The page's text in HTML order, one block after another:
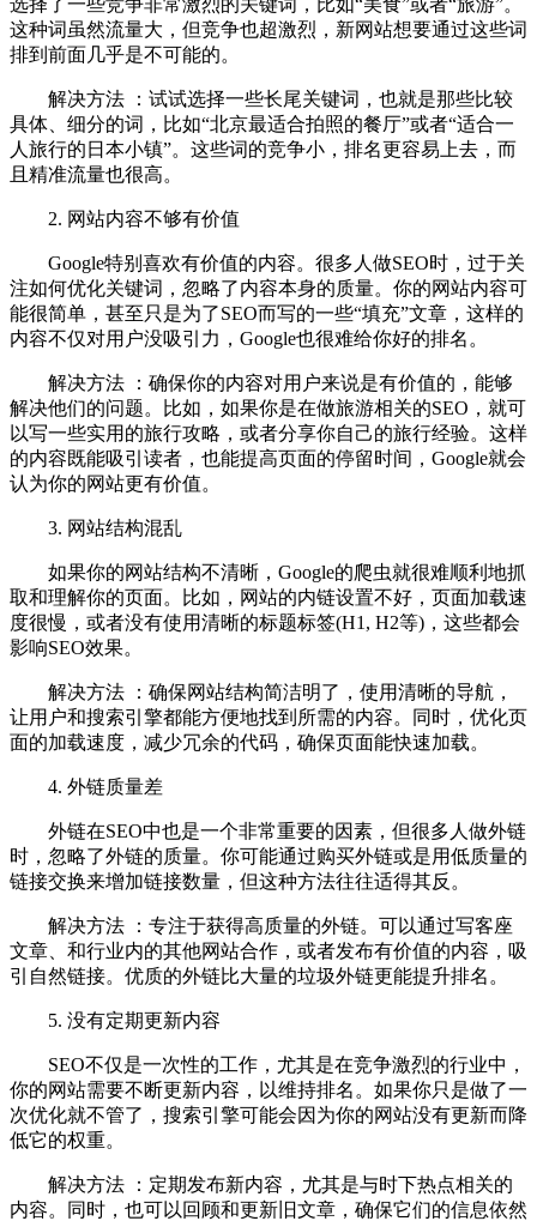
这种词虽然流量大，但竞争也超激烈，新网站想要通过这些词
排到前面几乎是不可能的。
解决方法 ：试试选择一些长尾关键词，也就是那些比较
具体、细分的词，比如“北京最适合拍照的餐厅”或者“适合一
人旅行的日本小镇”。这些词的竞争小，排名更容易上去，而
且精准流量也很高。
2. 网站内容不够有价值
Google特别喜欢有价值的内容。很多人做SEO时，过于关
注如何优化关键词，忽略了内容本身的质量。你的网站内容可
能很简单，甚至只是为了SEO而写的一些“填充”文章，这样的
内容不仅对用户没吸引力，Google也很难给你好的排名。
解决方法 ：确保你的内容对用户来说是有价值的，能够
解决他们的问题。比如，如果你是在做旅游相关的SEO，就可
以写一些实用的旅行攻略，或者分享你自己的旅行经验。这样
的内容既能吸引读者，也能提高页面的停留时间，Google就会
认为你的网站更有价值。
3. 网站结构混乱
如果你的网站结构不清晰，Google的爬虫就很难顺利地抓
取和理解你的页面。比如，网站的内链设置不好，页面加载速
度很慢，或者没有使用清晰的标题标签(H1, H2等)，这些都会
影响SEO效果。
解决方法 ：确保网站结构简洁明了，使用清晰的导航，
让用户和搜索引擎都能方便地找到所需的内容。同时，优化页
面的加载速度，减少冗余的代码，确保页面能快速加载。
4. 外链质量差
外链在SEO中也是一个非常重要的因素，但很多人做外链
时，忽略了外链的质量。你可能通过购买外链或是用低质量的
链接交换来增加链接数量，但这种方法往往适得其反。
解决方法 ：专注于获得高质量的外链。可以通过写客座
文章、和行业内的其他网站合作，或者发布有价值的内容，吸
引自然链接。优质的外链比大量的垃圾外链更能提升排名。
5. 没有定期更新内容
SEO不仅是一次性的工作，尤其是在竞争激烈的行业中，
你的网站需要不断更新内容，以维持排名。如果你只是做了一
次优化就不管了，搜索引擎可能会因为你的网站没有更新而降
低它的权重。
解决方法 ：定期发布新内容，尤其是与时下热点相关的
内容。同时，也可以回顾和更新旧文章，确保它们的信息依然